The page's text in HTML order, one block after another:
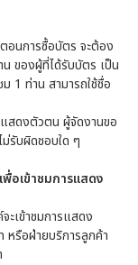
อนการซื้อบัตร จะต้อง
ของผู้ที่ได้รับบัตร เป็น
1 ท่าน สามารถใช้ชื่อ
สดงตัวตน ผู้จัดงานขอ
ม่รับผิดชอบใด ๆ
อเข้าชมการแสดง
เข้าชมการแสดง
รือฝ่ายบริการลูกค้า